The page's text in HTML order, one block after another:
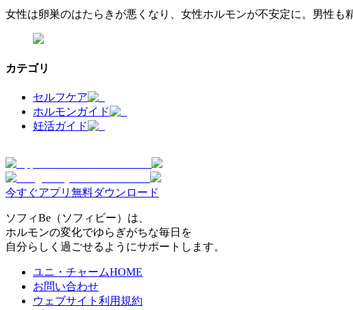
女性は卵巣のはたらきが悪くなり、女性ホルモンが不安定に。男性も
カテゴリ
セルフケア
ホルモンガイド
妊活ガイド
今すぐアプリ無料ダウンロード
ソフィBe（ソフィビー）は、
ホルモンの変化でゆらぎがちな毎日を
自分らしく過ごせるようにサポートします。
ユニ・チャームHOME
お問い合わせ
ウェブサイト利用規約